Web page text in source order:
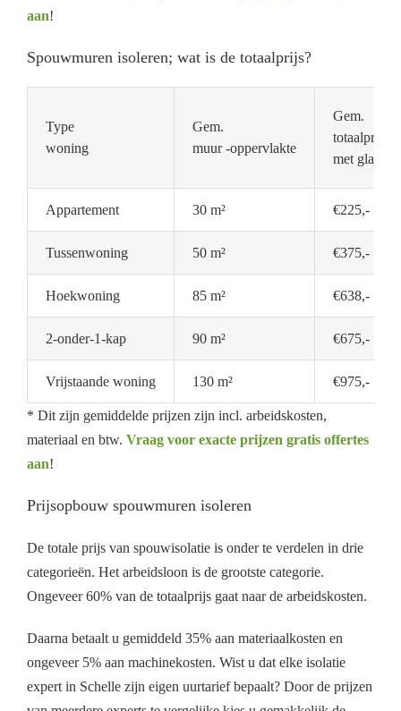
aan!
Spouwmuren isoleren; wat is de totaalprijs?
Type
woning
Gem.
muur -oppervlakte
Gem.
totaalprijs
met
Appartement 30 m² €225,-
Tussenwoning 50 m² €375,-
Hoekwoning 85 m² €638,-
2-onder-1-kap 90 m² €675,-
Vrijstaande woning 130 m² €975,-
* Dit zijn gemiddelde prijzen zijn incl. arbeidskosten,
materiaal en btw. Vraag voor exacte prijzen gratis offertes
aan!
Prijsopbouw spouwmuren isoleren
De totale prijs van spouwisolatie is onder te verdelen in drie
categorieën. Het arbeidsloon is de grootste categorie.
Ongeveer 60% van de totaalprijs gaat naar de arbeidskosten.
Daarna betaalt u gemiddeld 35% aan materiaalkosten en
ongeveer 5% aan machinekosten. Wist u dat elke isolatie
expert in Schelle zijn eigen uurtarief bepaalt? Door de prijzen